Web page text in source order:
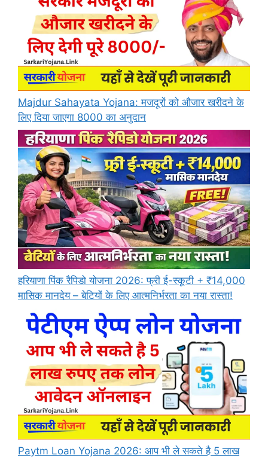
Majdur Sahayata Yojana: मजदूरों को औजार खरीदने के
लिए दिया जाएगा 8000 का अनुदान
हरियाणा पिंक रैपिडो योजना 2026: फ्री ई-स्कूटी + ₹14,000
मासिक मानदेय – बेटियों के लिए आत्मनिर्भरता का नया रास्ता!
Paytm Loan Yojana 2026: आप भी ले सकते है 5 लाख